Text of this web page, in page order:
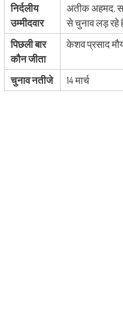
निर्दलीय
उम्मीदवार
अतीक अहमद,
से चुनाव लड़ रहे
पिछली बार
कौन जीता
केशव प्रसाद
चुनाव नतीजे 14 मार्च